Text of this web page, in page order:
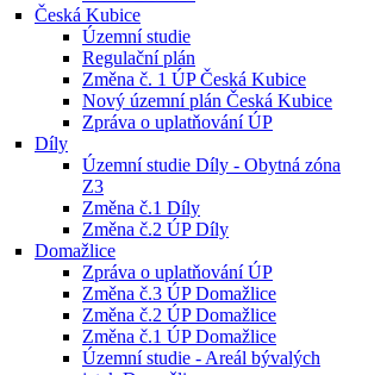
Česká Kubice
Územní studie
Regulační plán
Změna č. 1 ÚP Česká Kubice
Nový územní plán Česká Kubice
Zpráva o uplatňování ÚP
Díly
Územní studie Díly - Obytná zóna
Z3
Změna č.1 Díly
Změna č.2 ÚP Díly
Domažlice
Zpráva o uplatňování ÚP
Změna č.3 ÚP Domažlice
Změna č.2 ÚP Domažlice
Změna č.1 ÚP Domažlice
Územní studie - Areál bývalých